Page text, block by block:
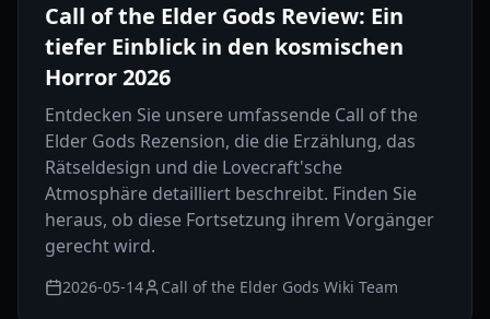
Call of the Elder Gods Review: Ein
tiefer Einblick in den kosmischen
Horror 2026
Entdecken Sie unsere umfassende Call of the
Elder Gods Rezension, die die Erzählung, das
Rätseldesign und die Lovecraft'sche
Atmosphäre detailliert beschreibt. Finden Sie
heraus, ob diese Fortsetzung ihrem Vorgänger
gerecht wird.
2026-05-14 Call of the Elder Gods Wiki Team